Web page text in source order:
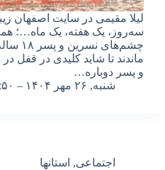
لیلا مقیمی در سایت اصفهان
سه‌روز، یک هفته، یک ماه…؛
چشم‌‌های
ماندند تا شاید کلیدی در قفل
و پسر دوباره…
شنبه, ۲۶ مهر ۱۴۰۴ – ۱۵:۵۰
اجتماعی, استانها